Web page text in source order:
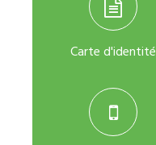
Carte d'identité